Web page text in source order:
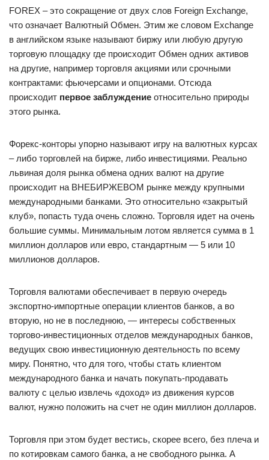
FOREX – это сокращение от двух слов Foreign Exchange,
что означает Валютный Обмен. Этим же словом Exchange
в английском языке называют биржу или любую другую
торговую площадку где происходит Обмен одних активов
на другие, например торговля акциями или срочными
контрактами: фьючерсами и опционами. Отсюда
происходит первое заблуждение относительно природы
этого рынка.
Форекс-конторы упорно называют игру на валютных курсах
– либо торговлей на бирже, либо инвестициями. Реально
львиная доля рынка обмена одних валют на другие
происходит на ВНЕБИРЖЕВОМ рынке между крупными
международными банками. Это относительно «закрытый
клуб», попасть туда очень сложно. Торговля идет на очень
большие суммы. Минимальным лотом является сумма в 1
миллион долларов или евро, стандартным — 5 или 10
миллионов долларов.
Торговля валютами обеспечивает в первую очередь
экспортно-импортные операции клиентов банков, а во
вторую, но не в последнюю, — интересы собственных
торгово-инвестиционных отделов международных банков,
ведущих свою инвестиционную деятельность по всему
миру. Понятно, что для того, чтобы стать клиентом
международного банка и начать покупать-продавать
валюту с целью извлечь «доход» из движения курсов
валют, нужно положить на счет не один миллион долларов.
Торговля при этом будет вестись, скорее всего, без плеча и
по котировкам самого банка, а не свободного рынка. А